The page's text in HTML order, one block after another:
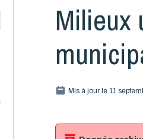
Milieux
Mis à jour le 11